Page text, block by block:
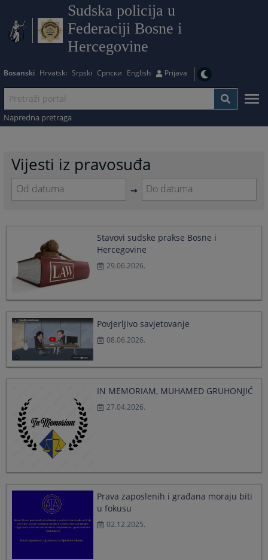
Sudska policija u
Federaciji Bosne i
Hercegovine
Bosanski Hrvatski Srpski Српски English Prijava
Napredna pretraga
Vijesti iz pravosuđa
to
the
calendar
and
date.
the
question
mark
key
the
keyboard
shortcuts
changing
to
interact
with
the
date.
Press
the
mark
key
to
the
Stavovi sudske prakse Bosne i
Hercegovine
29.06.2026.
Povjerljivo savjetovanje
08.06.2026.
IN MEMORIAM, MUHAMED GRUHONJIĆ
27.04.2026.
Prava zaposlenih i građana moraju biti
u fokusu
02.12.2025.